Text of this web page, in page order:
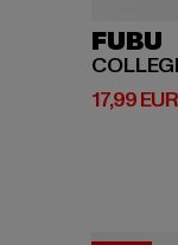
FUBU
17,99 EUR